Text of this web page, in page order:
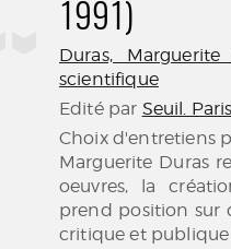
1991)
Duras, Marguerite
scientifique
Edité par Seuil. Paris
Choix d'entretiens
Marguerite Duras
oeuvres, la
prend position sur
critique et publique